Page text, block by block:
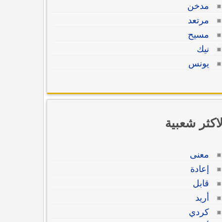
مدخن
مرتعد
مسيح
نيك
يونس
الاكثر شعبية
معنى
إعادة
قابل
أريد
كردي